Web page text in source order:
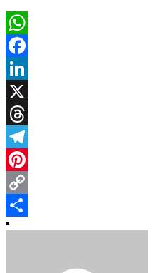
WhatsApp
Facebook
LinkedIn
X
Threads
Telegram
Pinterest
Copy
Link
Share